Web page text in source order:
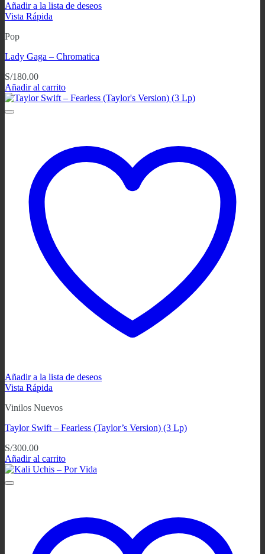
Añadir a la lista de deseos
Vista Rápida
Pop
Lady Gaga ‎– Chromatica
S/180.00
Añadir al carrito
Añadir a la lista de deseos
Vista Rápida
Vinilos Nuevos
Taylor Swift – Fearless (Taylor’s Version) (3 Lp)
S/300.00
Añadir al carrito